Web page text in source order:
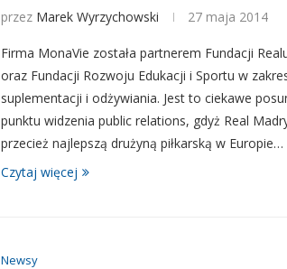
przez Marek Wyrzychowski 27 maja 2014
Firma MonaVie została partnerem Fundacji
oraz Fundacji Rozwoju Edukacji i Sportu w
suplementacji i odżywiania. Jest to ciekawe
punktu widzenia public relations, gdyż Real
przecież najlepszą drużyną piłkarską w Europie…
Czytaj więcej
Newsy